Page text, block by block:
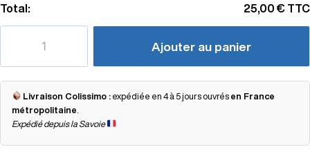
Total: 25,00 € TTC
Ajouter au panier
Livraison Colissimo : expédiée en 4 à 5 jours ouvrés en France
métropolitaine
Expédié depuis la Savoie